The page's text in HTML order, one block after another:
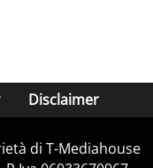
Disclaimer
di T-Mediahouse